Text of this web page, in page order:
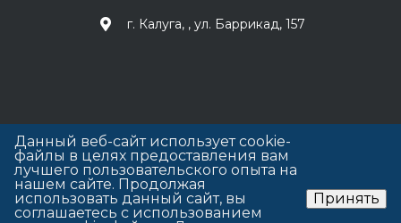
г. Калуга, , ул. Баррикад, 157
Данный веб-сайт использует cookie-
файлы в целях предоставления вам
лучшего пользовательского опыта на
нашем сайте. Продолжая
использовать данный сайт, вы
соглашаетесь с использованием
Принять